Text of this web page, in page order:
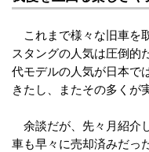
これまで様々な旧車を
スタングの人気は圧倒的
代モデルの人気が日本で
きたし、またその多くが
余談だが、先々月紹介
車も早々に売却済みだった